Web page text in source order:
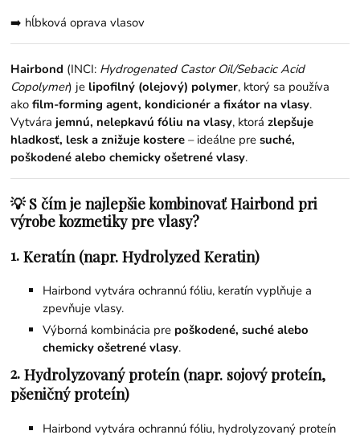
➡️ hĺbková oprava vlasov
Hairbond (INCI: Hydrogenated Castor Oil/Sebacic Acid
Copolymer) je lipofilný (olejový) polymer, ktorý sa používa
akofilm-forming agent, kondicionér a fixátor na vlasy.
Vytvára jemnú, nelepkavú fóliu na vlasy, ktorázlepšuje
hladkosť, lesk a znižuje kostere – ideálne presuché,
poškodené alebo chemicky ošetrené vlasy.
💡 S čím je najlepšie kombinovať Hairbond pri
výrobe kozmetiky pre vlasy?
1.Keratín (napr. Hydrolyzed Keratin)
Hairbond vytvára ochrannú fóliu, keratín vyplňuje a
zpevňuje vlasy.
Výborná kombinácia pre poškodené, suché alebo
chemicky ošetrené vlasy.
2.Hydrolyzovaný proteín (napr. sojový proteín,
pšeničný proteín)
Hairbond vytvára ochrannú fóliu, hydrolyzovaný proteín